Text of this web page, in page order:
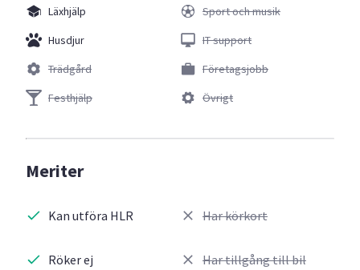
Läxhjälp
Husdjur
Trädgård
Festhjälp
Sport och musik
IT support
Företagsjobb
Övrigt
Meriter
Kan utföra HLR
Röker ej
Har körkort
Har tillgång till bil